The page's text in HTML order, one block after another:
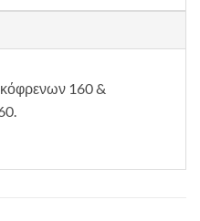
160 &